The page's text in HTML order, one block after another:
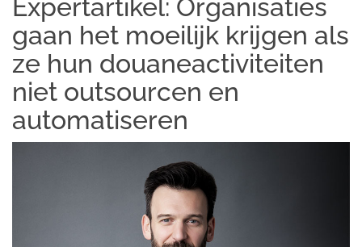
Expertartikel: Organisaties
gaan het moeilijk krijgen als
ze hun douaneactiviteiten
niet outsourcen en
automatiseren